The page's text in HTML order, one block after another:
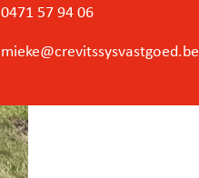
0471 57 94 06
mieke@crevitssysvastgoed.be